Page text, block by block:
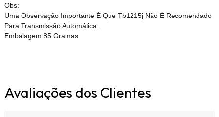
Obs:
Uma Observação Importante É Que Tb1215j Não É Recomendado
Para Transmissão Automática.
Embalagem 85 Gramas
Avaliações dos Clientes